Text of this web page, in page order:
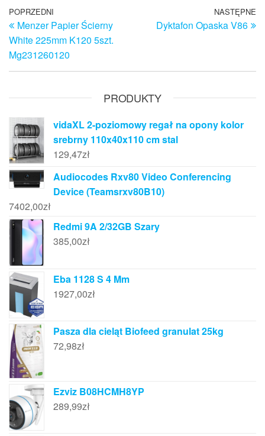
Nawigacja
wpisu
Poprzedni
wpis
POPRZEDNI
Menzer Papier Ścierny
White 225mm K120 5szt.
Mg231260120
NASTĘPNE
Dyktafon Opaska V86
PRODUKTY
vidaXL 2-poziomowy regał na opony kolor
srebrny 110x40x110 cm stal
129,47zł
Audiocodes Rxv80 Video Conferencing
Device (Teamsrxv80B10)
7402,00zł
Redmi 9A 2/32GB Szary
385,00zł
Eba 1128 S 4 Mm
1927,00zł
Pasza dla cieląt Biofeed granulat 25kg
72,98zł
Ezviz B08HCMH8YP
289,99zł